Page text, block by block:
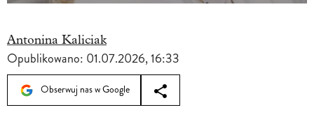
Antonina Kaliciak
Opublikowano: 01.07.2026, 16:33
Obserwuj nas w Google